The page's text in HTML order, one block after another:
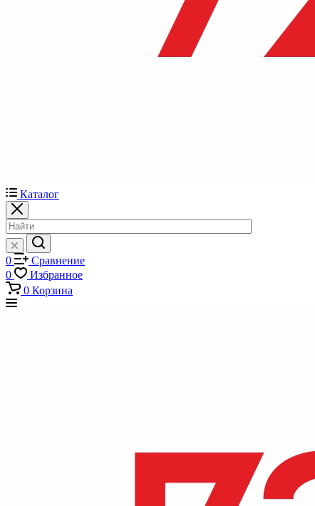
Каталог
0
Сравнение
0
Избранное
0 Корзина